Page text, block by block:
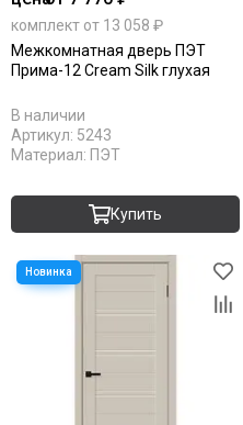
комплект от 13 058 ₽
Межкомнатная дверь ПЭТ
Прима-12 Cream Silk глухая
В наличии
Артикул: 5243
Материал: ПЭТ
Купить